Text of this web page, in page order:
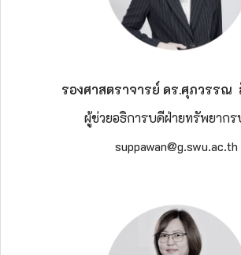
รองศาสตราจารย์ ดร.ศุภวรรณ
ผู้ช่วยอธิการบดีฝ่ายทรัพยาก
suppawan@g.swu.ac.th